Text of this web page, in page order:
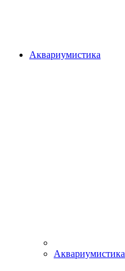
Аквариумистика
Аквариумистика